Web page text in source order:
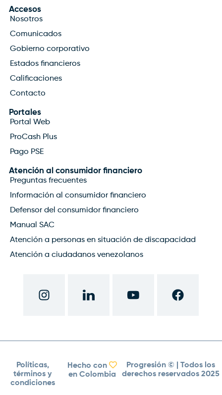
Accesos
Nosotros
Comunicados
Gobierno corporativo
Estados financieros
Calificaciones
Contacto
Portales
Portal Web
ProCash Plus
Pago PSE
Atención al consumidor financiero
Preguntas frecuentes
Información al consumidor financiero
Defensor del consumidor financiero
Manual SAC
Atención a personas en situación de discapacidad
Atención a ciudadanos venezolanos
Políticas,
términos y
condiciones
Hecho con
en Colombia
Progresión ©
| Todos los
derechos reservados 2025